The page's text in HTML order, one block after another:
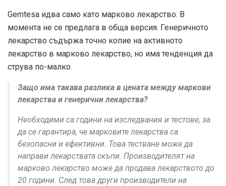
Gemtesa идва само като марково лекарство. В
момента не се предлага в обща версия. Генеричното
лекарство съдържа точно копие на активното
лекарство в марково лекарство, но има тенденция да
струва по-малко.
Защо има такава разлика в цената между маркови
лекарства и генерични лекарства?
Необходими са години на изследвания и тестове, за
да се гарантира, че марковите лекарства са
безопасни и ефективни. Това тестване може да
направи лекарствата скъпи. Производителят на
марково лекарство може да продава лекарството до
20 години. След това други производители на